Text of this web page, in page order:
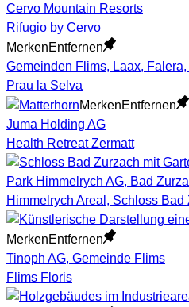
Cervo Mountain Resorts
Rifugio by Cervo
MerkenEntfernen
Gemeinden Flims, Laax,
Prau la Selva
MerkenEntfernen
Juma Holding AG
Health Retreat Zermatt
Park Himmelrych AG, Bad
Himmelrych Areal, Schloss Bad
MerkenEntfernen
Tinoph AG, Gemeinde Flims
Flims Floris